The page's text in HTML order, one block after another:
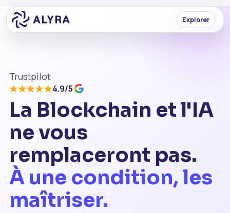
Explorer
Trustpilot
★★★★★4.9/5
La Blockchain et l'IA
ne vous
remplaceront pas.
À une condition, les
maîtriser.